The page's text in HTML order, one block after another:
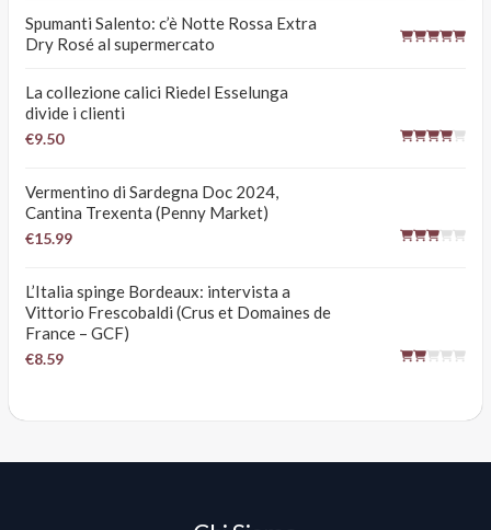
Spumanti Salento: c’è Notte Rossa Extra
Dry Rosé al supermercato
La collezione calici Riedel Esselunga
divide i clienti
€9.50
Vermentino di Sardegna Doc 2024,
Cantina Trexenta (Penny Market)
€15.99
L’Italia spinge Bordeaux: intervista a
Vittorio Frescobaldi (Crus et Domaines de
France – GCF)
€8.59